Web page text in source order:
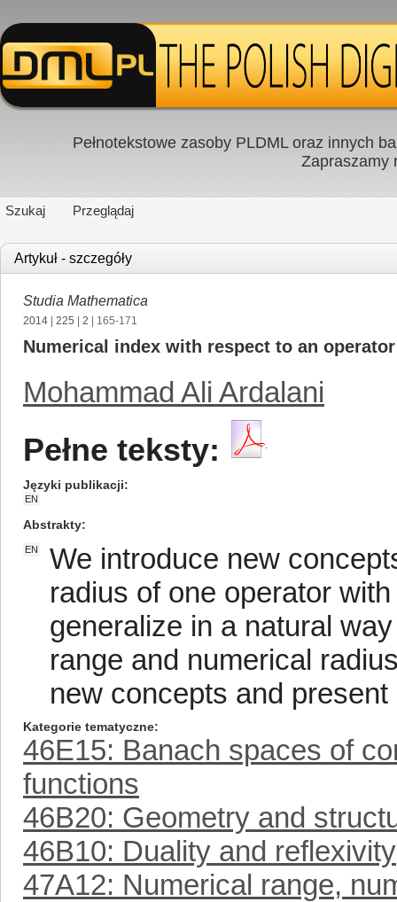
Pełnotekstowe zasoby PLDML oraz innych
Zapraszamy
Szukaj Przeglądaj
Artykuł - szczegóły
Studia Mathematica
2014 225 2 | 165-171
Numerical index with respect to an operator
Mohammad Ali Ardalani
Pełne teksty:
Języki publikacji
EN
Abstrakty
EN
We introduce new
radius of one operator
generalize in a natural
range and numerical
new concepts and
Kategorie tematyczne
46E15: Banach spaces of
functions
46B20: Geometry and
46B10: Duality and reflexivity
47A12: Numerical range,